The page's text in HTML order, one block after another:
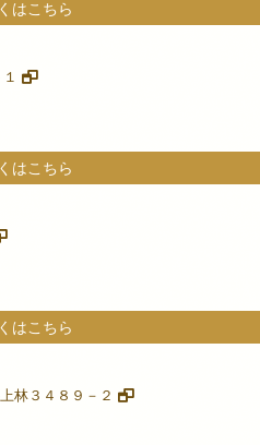
はこちら
はこちら
はこちら
林３４８９－２